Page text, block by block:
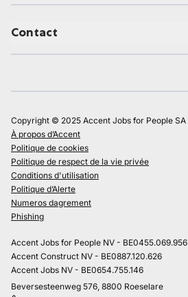
Contact
Copyright © 2025 Accent Jobs for People SA
À propos d’Accent
Politique de cookies
Politique de respect de la vie privée
Conditions d'utilisation
Politique d’Alerte
Numeros dagrement
Phishing
Accent Jobs for People NV - BE0455.069.956
Accent Construct NV - BE0887.120.626
Accent Jobs NV - BE0654.755.146
Beversesteenweg 576, 8800 Roeselare